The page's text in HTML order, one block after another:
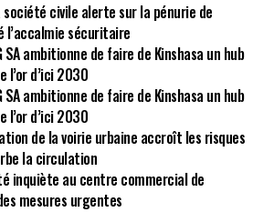
société civile alerte sur la pénurie de
sécuritaire
SA ambitionne de faire de Kinshasa un hub
d’ici 2030
SA ambitionne de faire de Kinshasa un hub
d’ici 2030
de la voirie urbaine accroît les risques
la circulation
inquiète au centre commercial de
mesures urgentes